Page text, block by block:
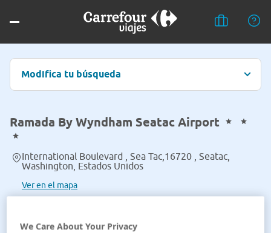
Modifica tu búsqueda
Ramada By Wyndham Seatac Airport
International Boulevard , Sea Tac,16720 , Seatac,
Washington, Estados Unidos
Ver en el mapa
We Care About Your Privacy